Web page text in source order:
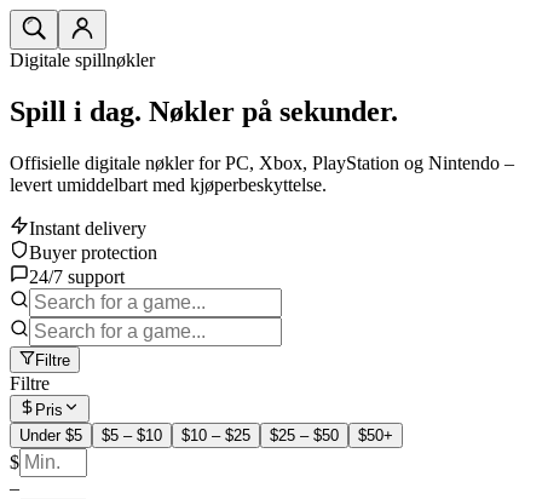
Digitale spillnøkler
Spill i dag. Nøkler på sekunder.
Offisielle digitale nøkler for PC, Xbox, PlayStation og Nintendo –
levert umiddelbart med kjøperbeskyttelse.
Instant delivery
Buyer protection
24/7 support
Filtre
Filtre
Pris
Under $5
$5 – $10 $10 – $25 $25 – $50 $50+
$
–